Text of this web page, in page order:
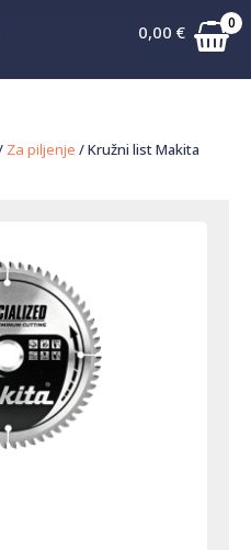
0,00 € 0
Za piljenje / Kružni list Makita